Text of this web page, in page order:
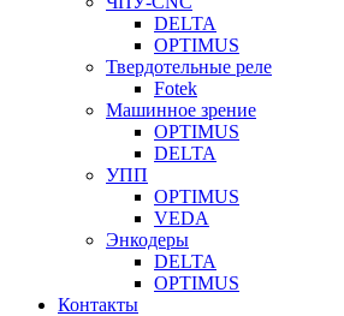
DELTA
OPTIMUS
Твердотельные реле
Fotek
Машинное зрение
OPTIMUS
DELTA
УПП
OPTIMUS
VEDA
Энкодеры
DELTA
OPTIMUS
Контакты